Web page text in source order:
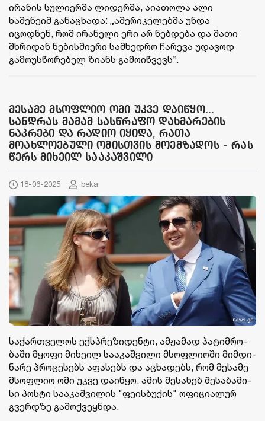
ირანის სულიერმა ლიდერმა, აიათოლა ალი
ხამენეიმ განაცხადა: „ამერიკელებმა უნდა
იცოდნენ, რომ ირანელი ერი არ ნებდება და მათი
მხრიდან ნებისმიერი სამხედრო ჩარევა უდავოდ
გამოუსწორებელ ზიანს გამოიწვევს“.
მესამე მსოფლიო ომი უკვე დაიწყო...
სანდრას მამამ სასწრაფო დახმარების
ნაკრები და რადიო იყიდა, რათა
მოახლოებული ომისთვის მოემზადოს - რას
წერს მიხეილ სააკაშვილი
18-06-2025 beka
სა­ქარ­თვე­ლოს ექ­სპრე­ზი­დენ­ტი, ამ­ჟა­მად პა­ტიმ­რო­
ბა­ში მყო­ფი მი­ხე­ილ სა­ა­კაშ­ვი­ლი მსოფ­ლი­ო­ში მიმ­დი­
ნა­რე პრო­ცე­სებს აფა­სებს და აცხა­დებს, რომ მე­სა­მე
მსოფ­ლიო ომი უკვე და­ი­წყო. ამის შე­სა­ხებ შე­სა­ბა­მი­
სი პოს­ტი სა­ა­კაშ­ვი­ლის "ფე­ის­ბუ­ქის" ოფი­ცი­ა­ლურ
გვერ­დზე გა­მოქ­ვეყ­ნდა.